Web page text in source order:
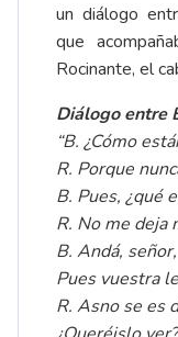
un diálogo
que
Rocinante, el
Diálogo entre
“B. ¿Cómo
R. Porque
B. Pues, ¿qué
R. No me deja
B. Andá,
Pues vuestra
R. Asno se es